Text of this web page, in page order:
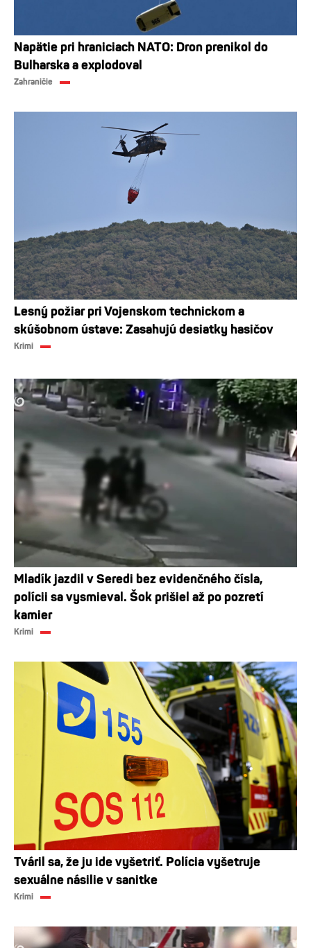
Napätie pri hraniciach NATO: Dron prenikol do
Bulharska a explodoval
Zahraničie
Lesný požiar pri Vojenskom technickom a
skúšobnom ústave: Zasahujú desiatky hasičov
Krimi
Mladík jazdil v Seredi bez evidenčného čísla,
polícii sa vysmieval. Šok prišiel až po pozretí
kamier
Krimi
Tváril sa, že ju ide vyšetriť. Polícia vyšetruje
sexuálne násilie v sanitke
Krimi